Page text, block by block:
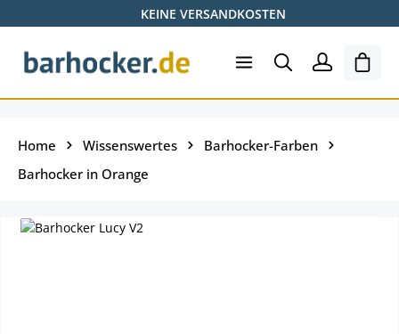
Zum Hauptinhalt springenKEINE VERSANDKOSTEN
Home Wissenswertes
Barhocker-Farben
Barhocker in Orange